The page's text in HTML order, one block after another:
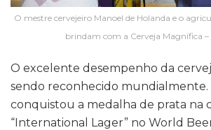
O mestre cervejeiro Manoel de Holanda e o
brindam com a Cerveja Magnífica –
O excelente desempenho da
sendo reconhecido mundialmente.
conquistou a medalha de prata na
“International Lager” no World